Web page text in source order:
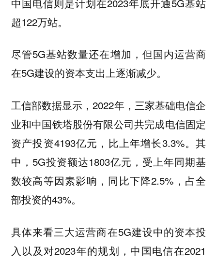
超122万站。
尽管5G基站数量还在增加，但国内运营商
在5G建设的资本支出上逐渐减少。
工信部数据显示，2022年，三家基础电信企
业和中国铁塔股份有限公司共完成电信固定
资产投资4193亿元，比上年增长3.3%。其
中，5G投资额达1803亿元，受上年同期基
数较高等因素影响，同比下降2.5%，占全
部投资的43%。
具体来看三大运营商在5G建设中的资本投
入以及对2023年的规划，中国电信在2021